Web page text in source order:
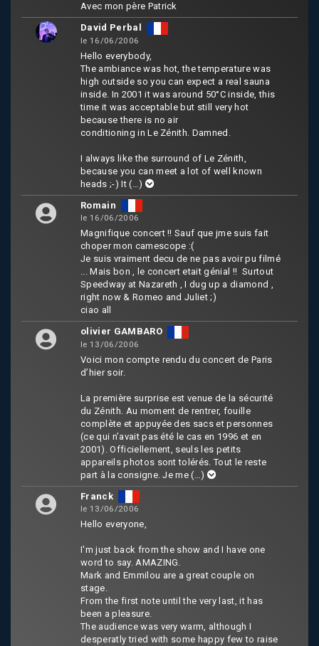
Avec mon père Patrick
David Perbal
le 16/06/2006
Hello everybody,
The ambiance was hot, the temperature was
high outside so you can expect a real sauna
inside. In 2001 it was around 50°C inside, this
time it was acceptable but still very hot
because there is no air
conditioning in Le Zénith. Damned.
I always like the surround of Le Zénith,
because you can meet a lot of well known
heads ;-) It(…)
Romain
le 16/06/2006
Magnifique concert !! Sauf que jme suis fait
choper mon camescope :(
Je suis vraiment decu de ne pas avoir pu filmé
... Mais bon , le concert etait génial !! Surtout
Speedway at Nazareth , I dug up a diamond ,
right now & Romeo and Juliet ;)
ciao all
olivier GAMBARO
le 13/06/2006
Voici mon compte rendu du concert de Paris
d’hier soir.
La première surprise est venue de la sécurité
du Zénith. Au moment de rentrer, fouille
complète et appuyée des sacs et personnes
(ce qui n’avait pas été le cas en 1996 et en
2001). Officiellement, seuls les petits
appareils photos sont tolérés. Tout le reste
part à la consigne. Je me (…)
Franck
le 13/06/2006
Hello everyone,
I'm just back from the show and I have one
word to say. AMAZING.
Mark and Emmilou are a great couple on
stage.
From the first note until the very last, it has
been a pleasure.
The audience was very warm, although I
desperatly tried with some happy few to raise